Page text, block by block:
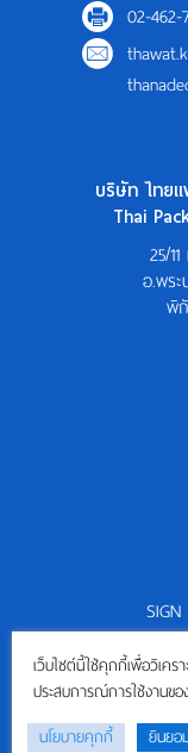
02-462-
บริษัท ไทย
Thai
25/
อ.พระ
พิ
2026
เว็บไซต์นี้ใช้คุกกี้เพื่อวิเคร
ประสบการณ์การใช้งานข
นโยบายคุกกี้
ยินยอ